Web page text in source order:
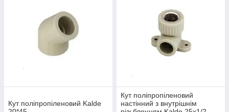
Кут поліпропіленовий Kalde
Кут поліпропіленовий
настінний з внутрішнім